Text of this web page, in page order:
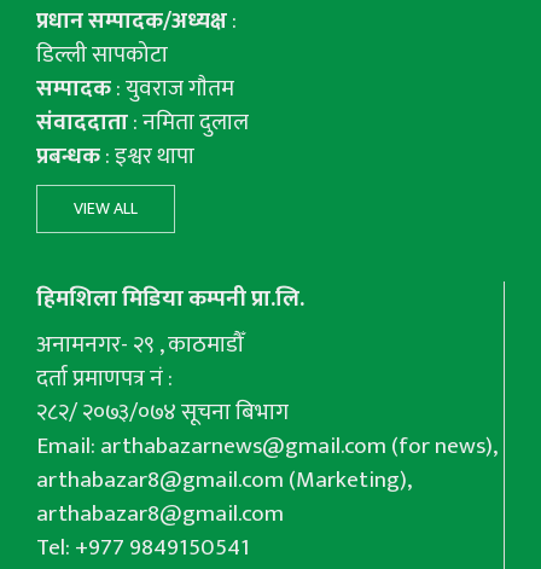
प्रधान सम्पादक/अध्यक्ष:
डिल्ली सापकोटा
सम्पादक: युवराज गाैतम
संवाददाता: नमिता दुलाल
प्रबन्धक: इश्वर थापा
VIEW ALL
हिमशिला मिडिया कम्पनी प्रा.लि.
अनामनगर- २९ , काठमाडौँ
दर्ता प्रमाणपत्र नं :
२८२/ २०७३/०७४ सूचना बिभाग
Email:arthabazarnews@gmail.com(for news),
arthabazar8@gmail.com(Marketing),
arthabazar8@gmail.com
Tel: +977 9849150541